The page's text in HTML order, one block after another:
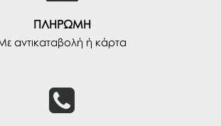
ΠΛΗΡΩΜΗ
αντικαταβολή ή κάρτα